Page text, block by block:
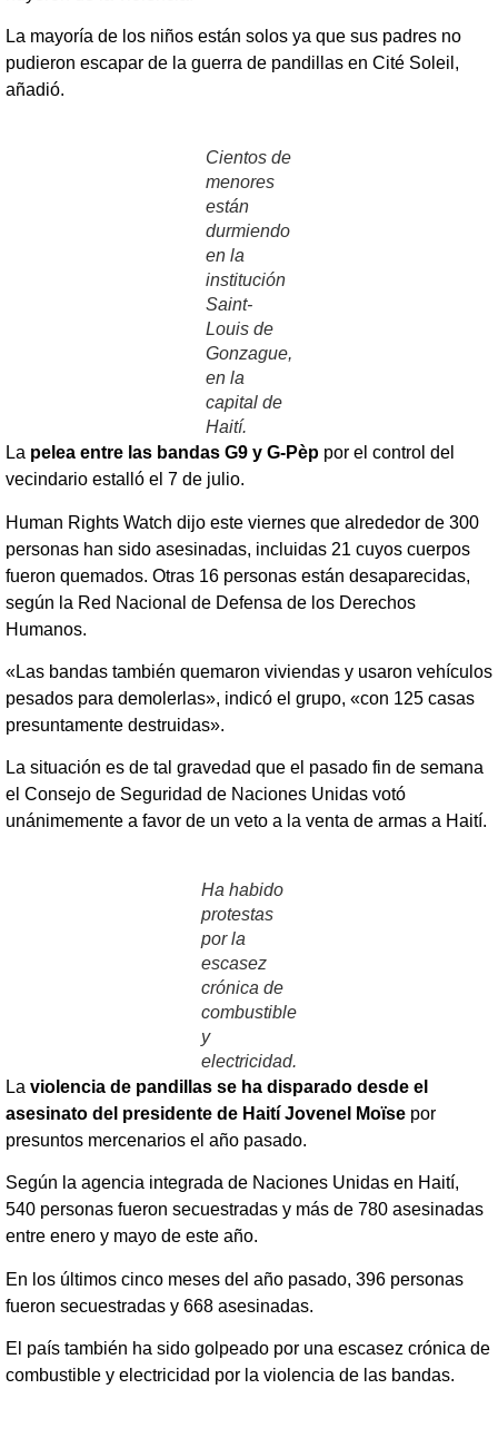
La mayoría de los niños están solos ya que sus padres no
pudieron escapar de la guerra de pandillas en Cité Soleil,
añadió.
Cientos de
menores
están
durmiendo
en la
institución
Saint-
Louis de
Gonzague,
en la
capital de
Haití.
La pelea entre las bandas G9 y G-Pèp por el control del
vecindario estalló el 7 de julio.
Human Rights Watch dijo este viernes que alrededor de 300
personas han sido asesinadas, incluidas 21 cuyos cuerpos
fueron quemados. Otras 16 personas están desaparecidas,
según la Red Nacional de Defensa de los Derechos
Humanos.
«Las bandas también quemaron viviendas y usaron vehículos
pesados para demolerlas», indicó el grupo, «con 125 casas
presuntamente destruidas».
La situación es de tal gravedad que el pasado fin de semana
el Consejo de Seguridad de Naciones Unidas votó
unánimemente a favor de un veto a la venta de armas a Haití.
Ha habido
protestas
por la
escasez
crónica de
combustible
y
electricidad.
La violencia de pandillas se ha disparado desde el
asesinato del presidente de Haití Jovenel Moïse por
presuntos mercenarios el año pasado.
Según la agencia integrada de Naciones Unidas en Haití,
540 personas fueron secuestradas y más de 780 asesinadas
entre enero y mayo de este año.
En los últimos cinco meses del año pasado, 396 personas
fueron secuestradas y 668 asesinadas.
El país también ha sido golpeado por una escasez crónica de
combustible y electricidad por la violencia de las bandas.